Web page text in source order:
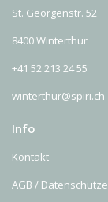
St. Georgenstr. 52
8400 Winterthur
+41 52 213 24 55
winterthur@spiri.ch
Info
Kontakt
AGB /